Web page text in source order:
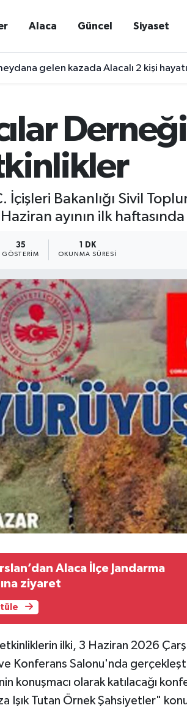
Alaca Güncel Siyaset
gelen kazada Alacalı 2 kişi
İçişleri Bakanlığı Sivil
ayının ilk
35
GÖSTERIM
1 DK
OKUNMA SÜRESI
Alaca İlçe Jandarma
ziyaret
ilki, 3 Haziran 2026
Konferans Salonu'nda
konuşmacı olarak katılacağı
Işık Tutan Örnek Şahsiyetler"